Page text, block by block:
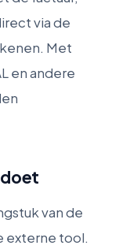
via de
Met
en andere
van de
externe tool.